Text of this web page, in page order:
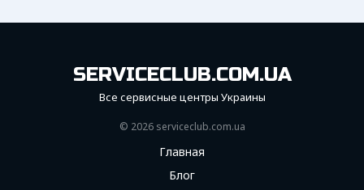
SERVICECLUB.COM.UA
Все сервисные центры Украины
© 2026 serviceсlub.com.ua
Главная
Блог